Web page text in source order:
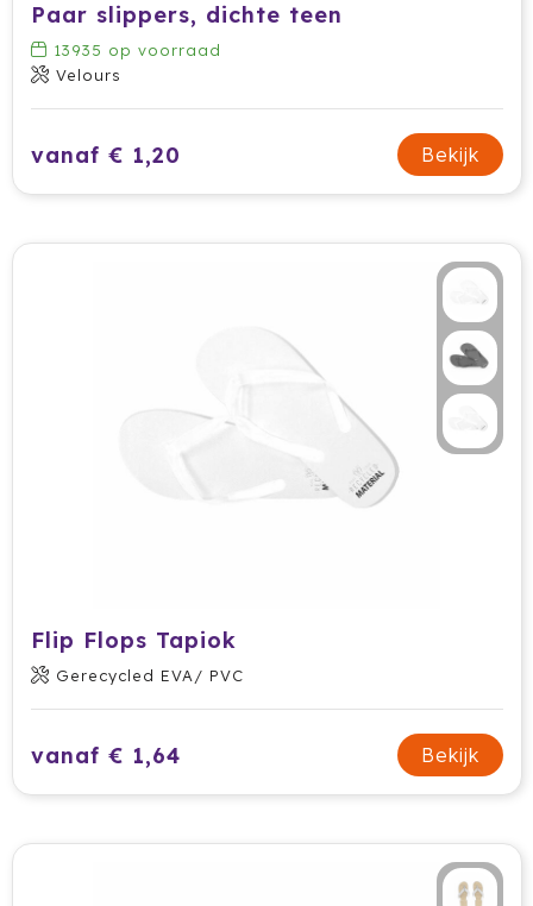
Paar slippers, dichte teen
13935 op voorraad
Velours
vanaf € 1,20 Bekijk
Flip Flops Tapiok
Gerecycled EVA/ PVC
vanaf € 1,64 Bekijk